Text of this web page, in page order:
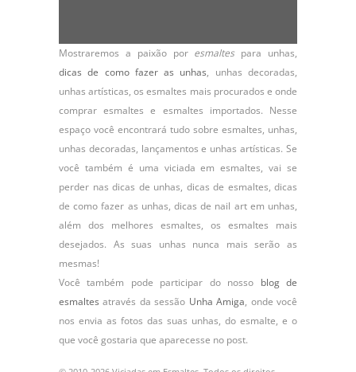
Mostraremos a paixão por esmaltes para unhas,
dicas de como fazer as unhas, unhas decoradas,
unhas artísticas, osesmaltes mais procurados e onde
comprar esmaltes e esmaltes importados. Nesse
espaço você encontrará tudo sobre esmaltes, unhas,
unhas decoradas, lançamentos e unhas artísticas. Se
você também é uma viciada em esmaltes, vai se
perder nas dicas de unhas, dicas de esmaltes, dicas
de como fazer as unhas, dicas de nail art em unhas,
além dos melhores esmaltes, os esmaltes mais
desejados. As suas unhas nunca mais serão as
mesmas!
Você também pode participar do nosso blog de
esmaltes através da sessão Unha Amiga, onde você
nos envia as fotos das suas unhas, do esmalte, e o
que você gostaria que aparecesse no post.